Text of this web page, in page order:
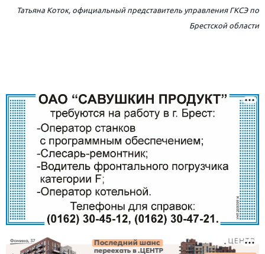
Татьяна Коток, официальный представитель управления ГКСЭ по
Брестской области